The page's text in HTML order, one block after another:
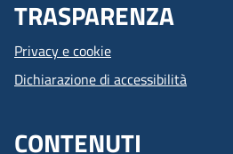
TRASPARENZA
Privacy e cookie
Dichiarazione di accessibilità
CONTENUTI